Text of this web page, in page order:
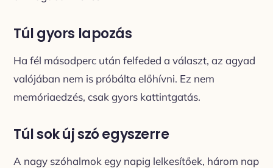
Túl gyors lapozás
Ha fél másodperc után felfeded a választ, az agyad
valójában nem is próbálta előhívni. Ez nem
memóriaedzés, csak gyors kattintgatás.
Túl sok új szó egyszerre
A nagy szóhalmok egy napig lelkesítőek, három nap